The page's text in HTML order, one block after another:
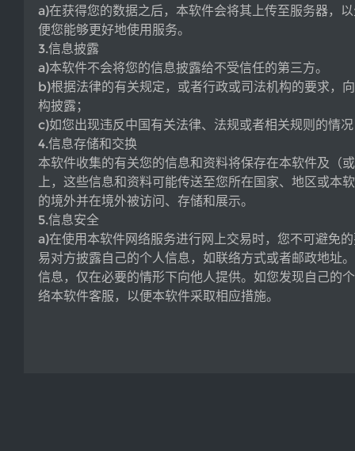
a)在获得您的数据之后，本软件会将其上传至服务器，
便您能够更好地使用服务。
3.信息披露
a)本软件不会将您的信息披露给不受信任的第三方。
b)根据法律的有关规定，或者行政或司法机构的要求，
构披露；
c)如您出现违反中国有关法律、法规或者相关规则的情
4.信息存储和交换
本软件收集的有关您的信息和资料将保存在本软件及（
上，这些信息和资料可能传送至您所在国家、地区或本
的境外并在境外被访问、存储和展示。
5.信息安全
a)在使用本软件网络服务进行网上交易时，您不可避免
易对方披露自己的个人信息，如联络方式或者邮政地址
信息，仅在必要的情形下向他人提供。如您发现自己的
络本软件客服，以便本软件采取相应措施。